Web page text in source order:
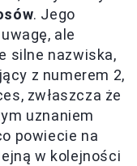
. Jego
ale
silne nazwiska,
z numerem 2,
zwłaszcza że
uznaniem
powiecie na
w kolejności